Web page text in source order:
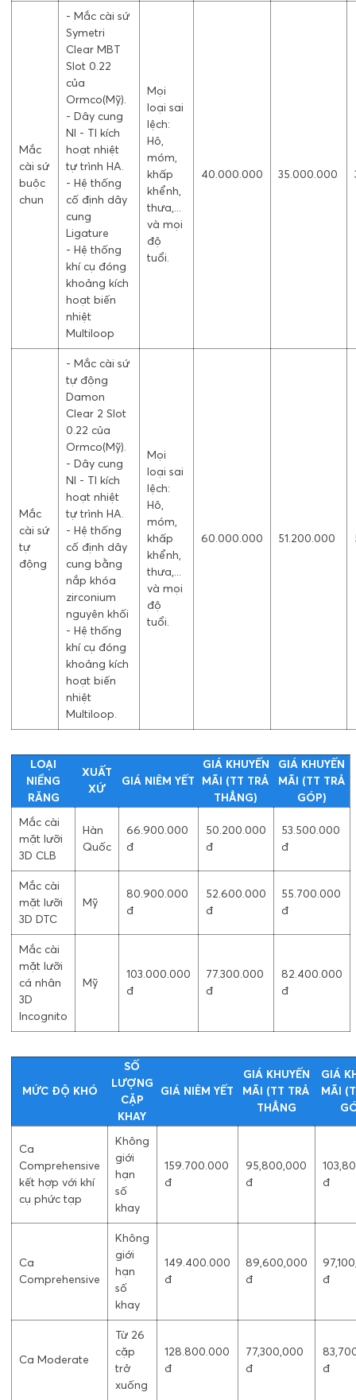
Mắc
cài sứ
buộc
chun
- Mắc cài sứ
Symetri
Clear MBT
Slot 0.22
của
Ormco(Mỹ).
- Dây cung
NI - TI kích
hoạt nhiệt
tự trình HA.
- Hệ thống
cố định dây
cung
Ligature
- Hệ thống
khí cụ đóng
khoảng kích
hoạt biến
nhiệt
Multiloop
Mọi
loại sai
lệch:
Hô,
móm,
khấp
khểnh,
thưa,...
và mọi
độ
tuổi.
40.000.000 35.000.000
Mắc
cài sứ
tự
động
- Mắc cài sứ
tự động
Damon
Clear 2 Slot
0.22 của
Ormco(Mỹ).
- Dây cung
NI - TI kích
hoạt nhiệt
tự trình HA.
- Hệ thống
cố định dây
cung bằng
nắp khóa
zirconium
nguyên khối
- Hệ thống
khí cụ đóng
khoảng kích
hoạt biến
nhiệt
Multiloop.
Mọi
loại sai
lệch:
Hô,
móm,
khấp
khểnh,
thưa,...
và mọi
độ
tuổi.
60.000.000 51.200.000
LOẠI
NIỀNG
RĂNG
XUẤT
XỨ
GIÁ NIÊM YẾT
GIÁ KHUYẾN
MÃI (TT TRẢ
THẲNG)
GIÁ KHUYẾN
MÃI (TT TRẢ
GÓP)
Mắc cài
mặt lưỡi
3D CLB
Hàn
Quốc
66.900.000
đ
50.200.000
đ
53.500.000
đ
Mắc cài
mặt lưỡi
3D DTC
Mỹ
80.900.000
đ
52.600.000
đ
55.700.000
đ
Mắc cài
mặt lưỡi
cá nhân
3D
Incognito
Mỹ
103.000.000
đ
77.300.000
đ
82.400.000
đ
MỨC ĐỘ KHÓ
SỐ
LƯỢNG
CẶP
KHAY
GIÁ NIÊM YẾT
GIÁ KHUYẾN
MÃI (TT TRẢ
THẲNG
GIÁ
MÃI
Ca
Comprehensive
kết hợp với khí
cụ phức tạp
Không
giới
hạn
số
khay
159.700.000
đ
95,800,000
đ
đ
Ca
Comprehensive
Không
giới
hạn
số
khay
149.400.000
đ
89,600,000
đ
đ
Ca Moderate
Từ 26
cặp
trở
xuống
128.800.000
đ
77,300,000
đ
đ